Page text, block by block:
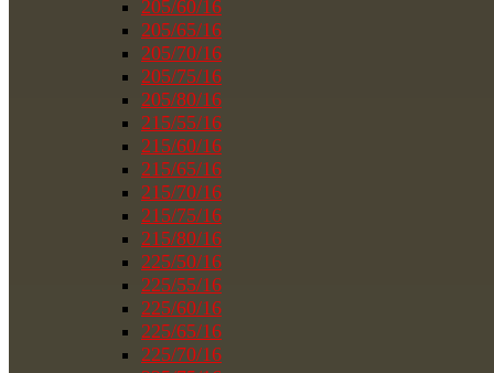
205/60/16
205/65/16
205/70/16
205/75/16
205/80/16
215/55/16
215/60/16
215/65/16
215/70/16
215/75/16
215/80/16
225/50/16
225/55/16
225/60/16
225/65/16
225/70/16